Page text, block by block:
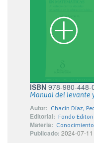
ISBN 978-980-448-
Manual del levante
Autor: Chacin Díaz,
Editorial: Fondo
Materia:
Publicado: 2024-07-11